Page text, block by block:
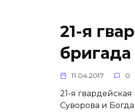
21-я
бригада
11.04.2017 0
21-я
Суворова и